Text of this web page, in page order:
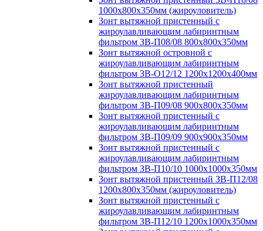
1000х800х350мм (жироуловитель)
Зонт вытяжной пристенный с
жироулавливающим лабиринтным
фильтром ЗВ-П08/08 800х800х350мм
Зонт вытяжной островной с
жироулавливающим лабиринтным
фильтром ЗВ-О12/12 1200х1200х400мм
Зонт вытяжной пристенный
жироулавливающим лабиринтным
фильтром ЗВ-П09/08 900х800х350мм
Зонт вытяжной пристенный с
жироулавливающим лабиринтным
фильтром ЗВ-П09/09 900х900х350мм
Зонт вытяжной пристенный с
жироулавливающим лабиринтным
фильтром ЗВ-П10/10 1000х1000х350мм
Зонт вытяжной пристенный ЗВ-П12/08
1200х800х350мм (жироуловитель)
Зонт вытяжной пристенный с
жироулавливающим лабиринтным
фильтром ЗВ-П12/10 1200х1000х350мм